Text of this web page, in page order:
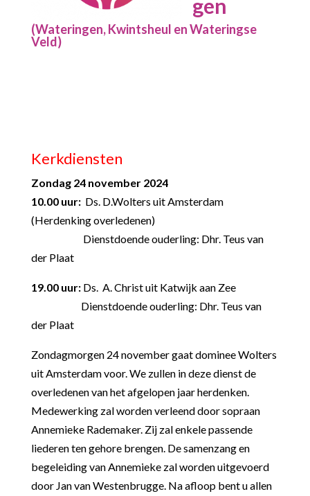
gen
(Wateringen, Kwintsheul en Wateringse
Veld)
Kerkdiensten
Zondag 24 november 2024
10.00 uur: Ds. D.Wolters uit Amsterdam
(Herdenking overledenen)
Dienstdoende ouderling: Dhr. Teus van
der Plaat
19.00 uur:Ds. A. Christ uit Katwijk aan Zee
Dienstdoende ouderling: Dhr. Teus van
der Plaat
Zondagmorgen 24 november gaat dominee Wolters
uit Amsterdam voor. We zullen in deze dienst de
overledenen van het afgelopen jaar herdenken.
Medewerking zal worden verleend door sopraan
Annemieke Rademaker. Zij zal enkele passende
liederen ten gehore brengen. De samenzang en
begeleiding van Annemieke zal worden uitgevoerd
door Jan van Westenbrugge. Na afloop bent u allen